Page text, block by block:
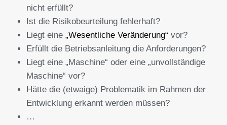
nicht erfüllt?
Ist die Risikobeurteilung fehlerhaft?
Liegt eine „Wesentliche Veränderung“ vor?
Erfüllt die Betriebsanleitung die Anforderungen?
Liegt eine „Maschine“ oder eine „unvollständige
Maschine“ vor?
Hätte die (etwaige) Problematik im Rahmen der
Entwicklung erkannt werden müssen?
…